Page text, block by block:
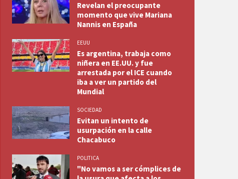
Revelan el preocupante
momento que vive Mariana
Nannis en España
EEUU
Es argentina, trabaja como
niñera en EE.UU. y fue
arrestada por el ICE cuando
iba a ver un partido del
Mundial
SOCIEDAD
Evitan un intento de
usurpación en la calle
Chacabuco
POLITICA
"No vamos a ser cómplices de